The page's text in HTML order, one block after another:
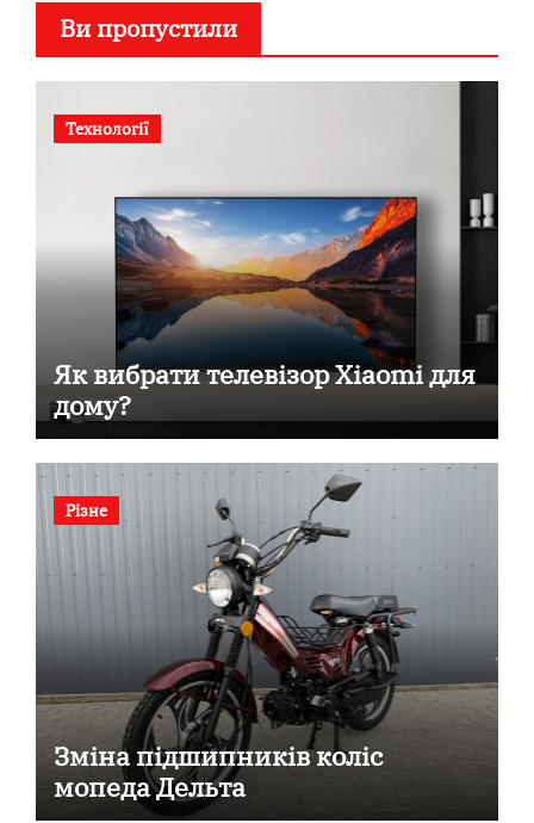
Ви пропустили
Технології
Як вибрати телевізор Xiaomi для
дому?
Різне
Зміна підшипників коліс
мопеда Дельта